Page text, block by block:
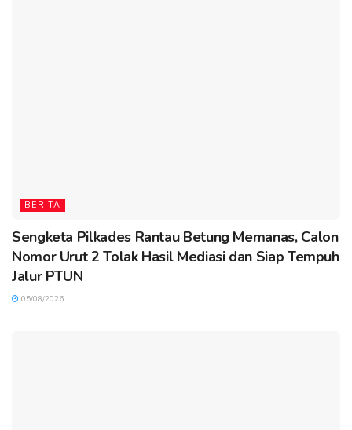
BERITA
Sengketa Pilkades Rantau Betung Memanas, Calon
Nomor Urut 2 Tolak Hasil Mediasi dan Siap Tempuh
Jalur PTUN
05/08/2026